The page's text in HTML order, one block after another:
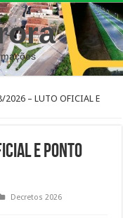
2026 – LUTO OFICIAL E
E PONTO
Decretos 2026